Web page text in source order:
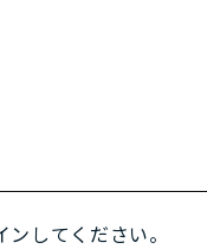
してください。